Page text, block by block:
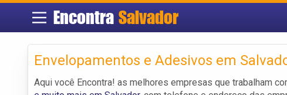
Encontra Salvador
Envelopamentos e Adesivos em
Aqui você Encontra! as melhores empresas que trabalham